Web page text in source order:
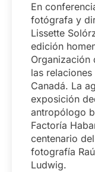
En
fotógrafa y
Lissette
edición
Organización
las
Canadá. La
exposición
antropólogo
Factoría
centenario
fotografía
Ludwig.